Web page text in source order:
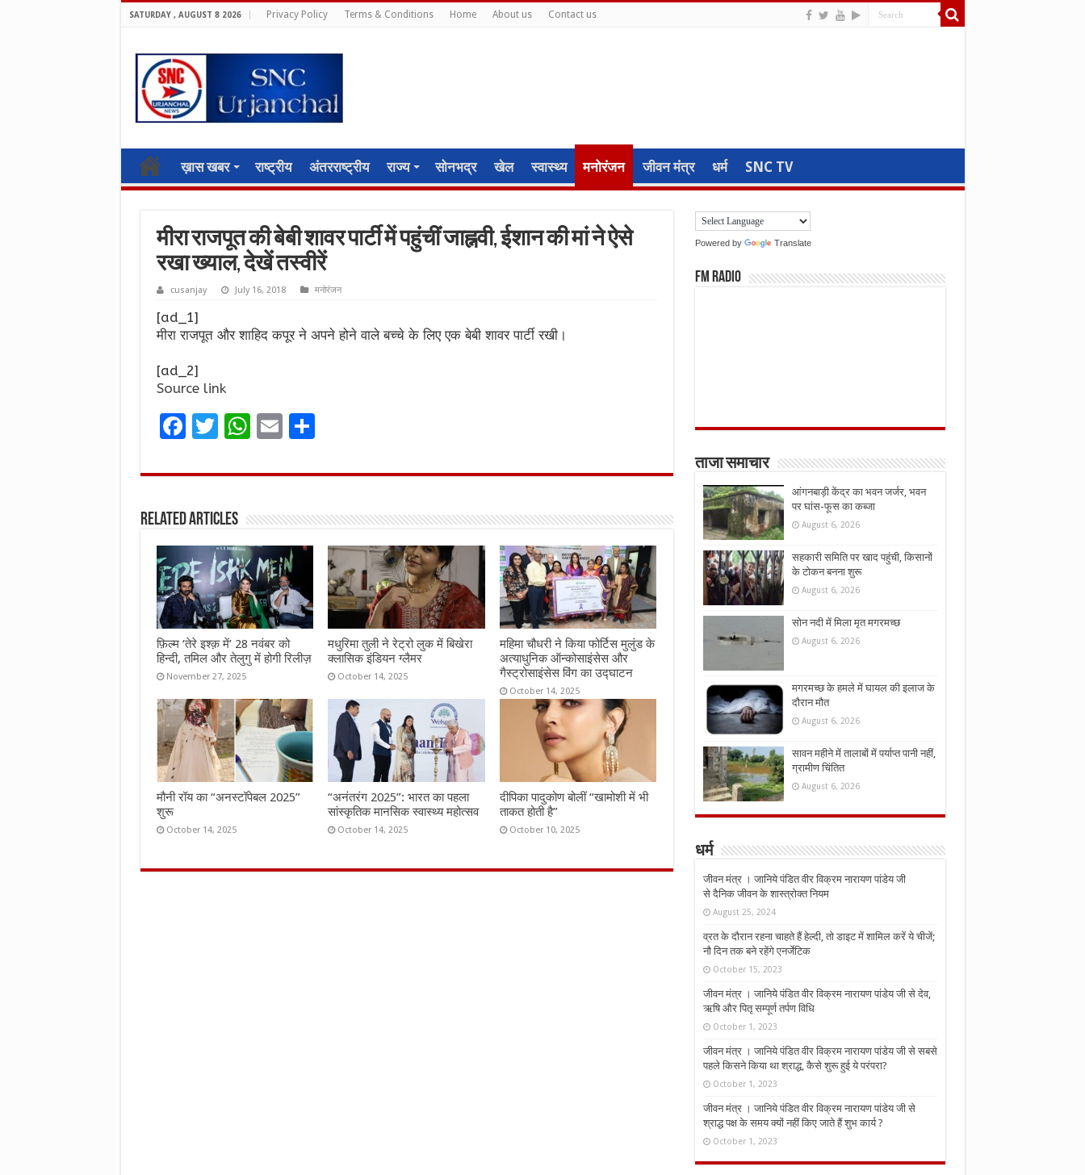
SATURDAY , AUGUST 8 2026 Privacy Policy Terms & Conditions Home About us Contact us
ख़ास खबर राष्ट्रीय अंतरराष्ट्रीय राज्य सोनभद्र खेल स्वास्थ्य मनोरंजन जीवन मंत्र धर्म SNC TV
मीरा राजपूत की बेबी शावर पार्टी में पहुंचीं जाह्नवी, ईशान की मां ने ऐसे
रखा ख्याल, देखें तस्वीरें
cusanjay July 16, 2018 मनोरंजन
[ad_1]
मीरा राजपूत और शाहिद कपूर ने अपने होने वाले बच्चे के लिए एक बेबी शावर पार्टी रखी।
[ad_2]
Source link
F
ce
o
o
k
T
it
r
W
at
A
p
p
E
ai
S
ar
Related Articles
फ़िल्म ‘तेरे इश्क़ में’ 28 नवंबर को
हिन्दी, तमिल और तेलुगु में होगी रिलीज़
November 27, 2025
मधुरिमा तुली ने रेट्रो लुक में बिखेरा
क्लासिक इंडियन ग्लैमर
October 14, 2025
महिमा चौधरी ने किया फोर्टिस मुलुंड के
अत्याधुनिक ऑन्कोसाइंसेस और
गैस्ट्रोसाइंसेस विंग का उद्घाटन
October 14, 2025
मौनी रॉय का “अनस्टॉपेबल 2025”
शुरू
October 14, 2025
“अनंतरंग 2025”: भारत का पहला
सांस्कृतिक मानसिक स्वास्थ्य महोत्सव
October 14, 2025
दीपिका पादुकोण बोलीं “खामोशी में भी
ताकत होती है”
October 10, 2025
Powered by Translate
FM Radio
ताजा समाचार
आंगनबाड़ी केंद्र का भवन जर्जर, भवन
पर घांस-फूस का कब्जा
August 6, 2026
सहकारी समिति पर खाद पहुंची, किसानों
के टोकन बनना शुरू
August 6, 2026
सोन नदी में मिला मृत मगरमच्छ
August 6, 2026
मगरमच्छ के हमले में घायल की इलाज के
दौरान मौत
August 6, 2026
सावन महीने में तालाबों में पर्याप्त पानी नहीं,
ग्रामीण चिंतित
August 6, 2026
धर्म
जीवन मंत्र । जानिये पंडित वीर विक्रम नारायण पांडेय जी
से दैनिक जीवन के शास्त्रोक्त नियम
August 25, 2024
व्रत के दौरान रहना चाहते हैं हेल्दी, तो डाइट में शामिल करें ये चीजें;
नौ दिन तक बने रहेंगे एनर्जेटिक
October 15, 2023
जीवन मंत्र । जानिये पंडित वीर विक्रम नारायण पांडेय जी से देव,
ऋषि और पितृ सम्पूर्ण तर्पण विधि
October 1, 2023
जीवन मंत्र । जानिये पंडित वीर विक्रम नारायण पांडेय जी से सबसे
पहले किसने किया था श्राद्ध, कैसे शुरू हुई ये परंपरा?
October 1, 2023
जीवन मंत्र । जानिये पंडित वीर विक्रम नारायण पांडेय जी से
श्राद्ध पक्ष के समय क्यों नहीं किए जाते हैं शुभ कार्य ?
October 1, 2023